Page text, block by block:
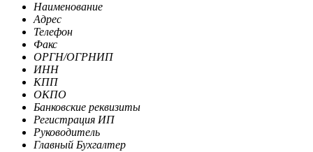
Наименование
Адрес
Телефон
Факс
ОРГН/ОГРНИП
ИНН
КПП
ОКПО
Банковские реквизиты
Регистрация ИП
Руководитель
Главный Бухгалтер